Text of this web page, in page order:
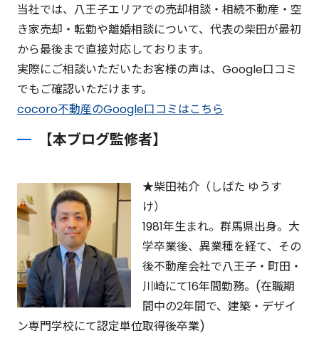
当社では、八王子エリアでの売却相談・相続不動産・空
き家売却・転勤や離婚相談について、代表の柴田が最初
から最後まで直接対応しております。
実際にご相談いただいたお客様の声は、Google口コミ
でもご確認いただけます。
cocoro不動産のGoogle口コミはこちら
【本ブログ監修者】
★柴田祐介（しばた ゆうす
け）
1981年生まれ。群馬県出身。大
学卒業後、異業種を経て、その
後不動産会社で八王子・町田・
川崎にて16年間勤務。(在職期
間中の2年間で、建築・デザイ
ン専門学校にて認定単位取得後卒業)